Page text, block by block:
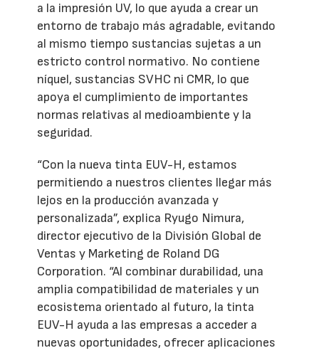
a la impresión UV, lo que ayuda a crear un
entorno de trabajo más agradable, evitando
al mismo tiempo sustancias sujetas a un
estricto control normativo. No contiene
níquel, sustancias SVHC ni CMR, lo que
apoya el cumplimiento de importantes
normas relativas al medioambiente y la
seguridad.
“Con la nueva tinta EUV-H, estamos
permitiendo a nuestros clientes llegar más
lejos en la producción avanzada y
personalizada”, explica Ryugo Nimura,
director ejecutivo de la División Global de
Ventas y Marketing de Roland DG
Corporation. “Al combinar durabilidad, una
amplia compatibilidad de materiales y un
ecosistema orientado al futuro, la tinta
EUV-H ayuda a las empresas a acceder a
nuevas oportunidades, ofrecer aplicaciones